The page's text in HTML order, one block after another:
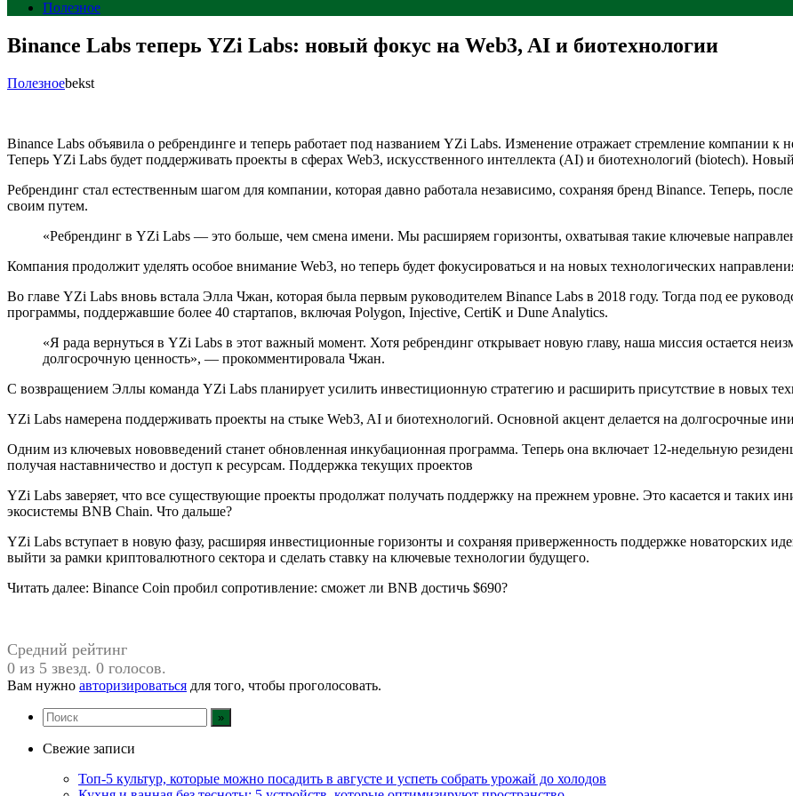
Полезное
Binance Labs теперь YZi Labs: новый фокус на Web3, AI и биотехнологии
Полезноеbekst
Binance Labs объявила о ребрендинге и теперь работает под названием YZi Labs. Изменение отражает стремление компании
Теперь YZi Labs будет поддерживать проекты в сферах Web3, искусственного интеллекта (AI) и биотехнологий (biotech).
Ребрендинг стал естественным шагом для компании, которая давно работала независимо, сохраняя бренд Binance. Теперь,
своим путем.
«Ребрендинг в YZi Labs — это больше, чем смена имени. Мы расширяем горизонты, охватывая такие ключевые
Компания продолжит уделять особое внимание Web3, но теперь будет фокусироваться и на новых технологических
Во главе YZi Labs вновь встала Элла Чжан, которая была первым руководителем Binance Labs в 2018 году. Тогда под ее
программы, поддержавшие более 40 стартапов, включая Polygon, Injective, CertiK и Dune Analytics.
«Я рада вернуться в YZi Labs в этот важный момент. Хотя ребрендинг открывает новую главу, наша миссия остается
долгосрочную ценность», — прокомментировала Чжан.
С возвращением Эллы команда YZi Labs планирует усилить инвестиционную стратегию и расширить присутствие в новых
YZi Labs намерена поддерживать проекты на стыке Web3, AI и биотехнологий. Основной акцент делается на долгосрочные
Одним из ключевых нововведений станет обновленная инкубационная программа. Теперь она включает 12-недельную
получая наставничество и доступ к ресурсам. Поддержка текущих проектов
YZi Labs заверяет, что все существующие проекты продолжат получать поддержку на прежнем уровне. Это касается и таких
экосистемы BNB Chain. Что дальше?
YZi Labs вступает в новую фазу, расширяя инвестиционные горизонты и сохраняя приверженность поддержке новаторских
выйти за рамки криптовалютного сектора и сделать ставку на ключевые технологии будущего.
Читать далее: Binance Coin пробил сопротивление: сможет ли BNB достичь $690?
Средний рейтинг
0 из 5 звезд. 0 голосов.
Вам нужно авторизироваться для того, чтобы проголосовать.
Свежие записи
Топ-5 культур, которые можно посадить в августе и успеть собрать урожай до холодов